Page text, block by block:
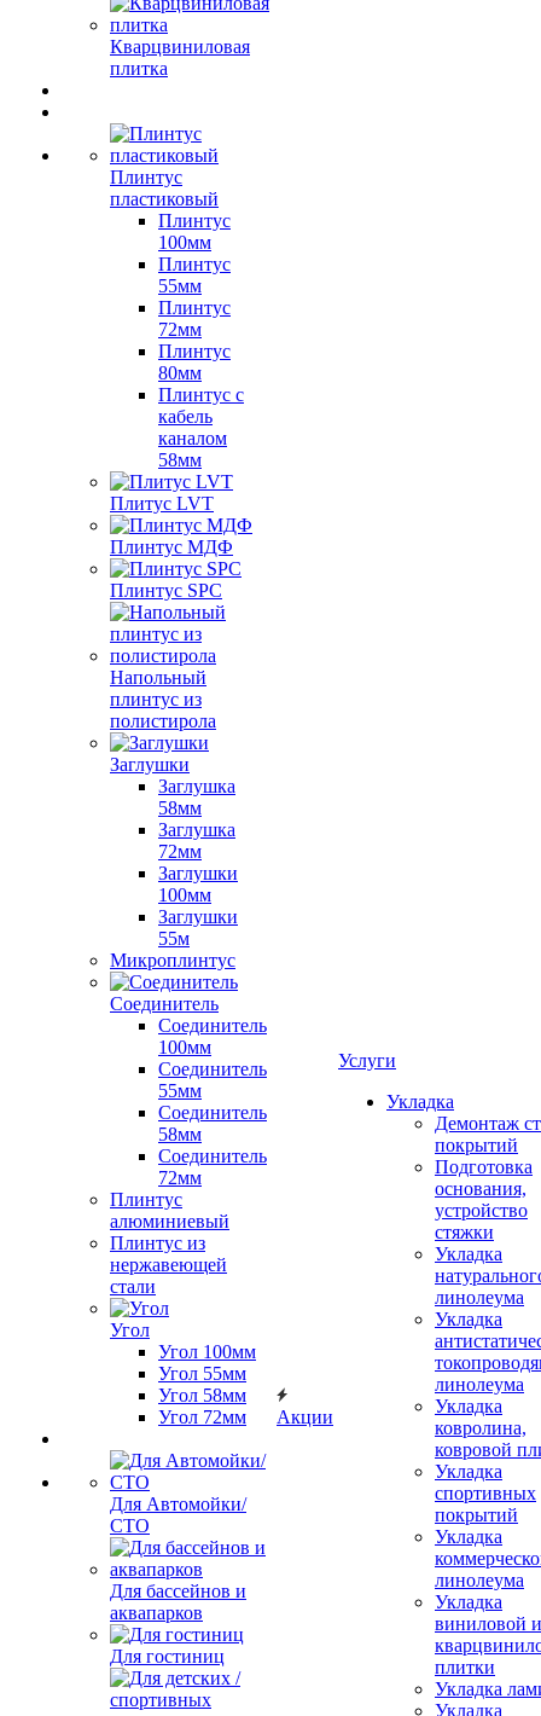
Кварцвиниловая
плитка
Плинтус
пластиковый
Плинтус
100мм
Плинтус
55мм
Плинтус
72мм
Плинтус
80мм
Плинтус с
кабель
каналом
58мм
Плитус LVT
Плинтус МДФ
Плинтус SPC
Напольный
плинтус из
полистирола
Заглушки
Заглушка
58мм
Заглушка
72мм
Заглушки
100мм
Заглушки
55м
Микроплинтус
Соединитель
Соединитель
100мм
Соединитель
55мм
Соединитель
58мм
Соединитель
72мм
Плинтус
алюминиевый
Плинтус из
нержавеющей
стали
Угол
Угол 100мм
Угол 55мм
Угол 58мм
Угол 72мм
Для Автомойки/
СТО
Для бассейнов и
аквапарков
Для гостиниц
Акции
Услуги
Укладка
Демонтаж
покрытий
Подготовка
основания,
устройство
стяжки
Укладка
линолеума
Укладка
линолеума
Укладка
ковролина,
ковровой
Укладка
спортивных
покрытий
Укладка
линолеума
Укладка
виниловой и
плитки
Укладка
Укладка